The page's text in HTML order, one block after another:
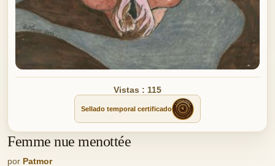
Vistas : 115
Sellado temporal certificado
Femme nue menottée
por Patmor